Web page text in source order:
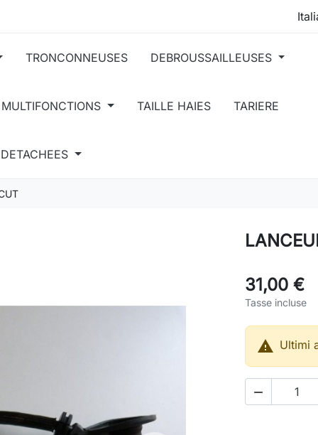
TRONCONNEUSES DEBROUSSAILLEUSES
TAILLE HAIES TARIERE
31,00 €
Tasse incluse
 Ultimi
